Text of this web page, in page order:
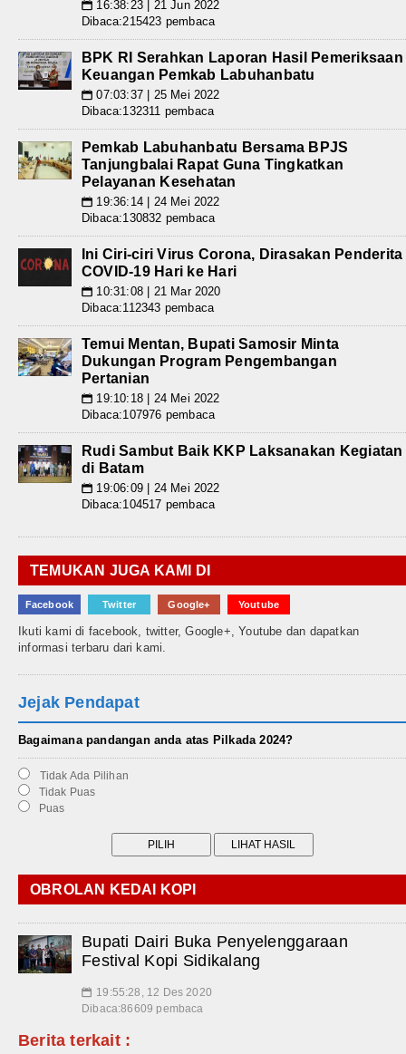
📅 16:38:23 | 21 Jun 2022
Dibaca:215423 pembaca
BPK RI Serahkan Laporan Hasil Pemeriksaan
Keuangan Pemkab Labuhanbatu
📅 07:03:37 | 25 Mei 2022
Dibaca:132311 pembaca
Pemkab Labuhanbatu Bersama BPJS
Tanjungbalai Rapat Guna Tingkatkan
Pelayanan Kesehatan
📅 19:36:14 | 24 Mei 2022
Dibaca:130832 pembaca
Ini Ciri-ciri Virus Corona, Dirasakan Penderita
COVID-19 Hari ke Hari
📅 10:31:08 | 21 Mar 2020
Dibaca:112343 pembaca
Temui Mentan, Bupati Samosir Minta
Dukungan Program Pengembangan
Pertanian
📅 19:10:18 | 24 Mei 2022
Dibaca:107976 pembaca
Rudi Sambut Baik KKP Laksanakan Kegiatan
di Batam
📅 19:06:09 | 24 Mei 2022
Dibaca:104517 pembaca
TEMUKAN JUGA KAMI DI
Facebook Twitter Google+ Youtube
Ikuti kami di facebook, twitter, Google+, Youtube dan dapatkan
informasi terbaru dari kami.
Jejak Pendapat
Bagaimana pandangan anda atas Pilkada 2024?
Tidak Ada Pilihan
Tidak Puas
Puas
OBROLAN KEDAI KOPI
Bupati Dairi Buka Penyelenggaraan
Festival Kopi Sidikalang
📅 19:55:28, 12 Des 2020
Dibaca:86609 pembaca
Berita terkait :